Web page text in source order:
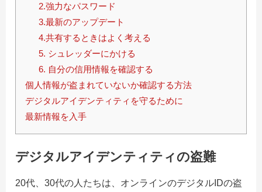
2.強力なパスワード
3.最新のアップデート
4.共有するときはよく考える
5. シュレッダーにかける
6. 自分の信用情報を確認する
個人情報が盗まれていないか確認する方法
デジタルアイデンティティを守るために
最新情報を入手
デジタルアイデンティティの盗難
20代、 30代の人たちは、オンラインのデジタル IDの盗